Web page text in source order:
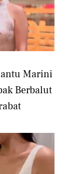
Marini
Berbalut